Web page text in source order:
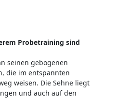
Probetraining sind
seinen gebogenen
die im entspannten
weisen. Die Sehne liegt
und auch auf den